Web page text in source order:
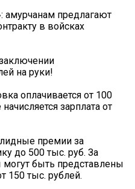
предлагают
в войсках
на руки!
оплачивается от 100
зарплата от
премии за
до 500 тыс. руб. За
быть представлены
150 тыс. рублей.